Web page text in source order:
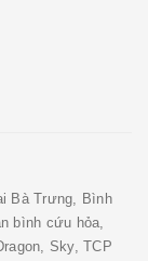
Bà Trưng, Bình
bình cứu hỏa,
Sky, TCP